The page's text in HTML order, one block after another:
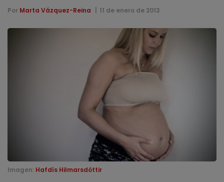
Por Marta Vázquez-Reina 11 de enero de 2013
Imagen: Hafdís Hilmarsdóttir